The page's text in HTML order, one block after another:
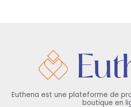
Euthena est une plateforme de
boutique en